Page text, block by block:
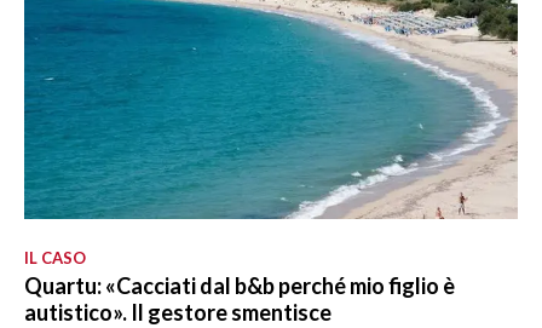
IL CASO
Quartu: «Cacciati dal b&b perché mio figlio è
autistico». Il gestore smentisce